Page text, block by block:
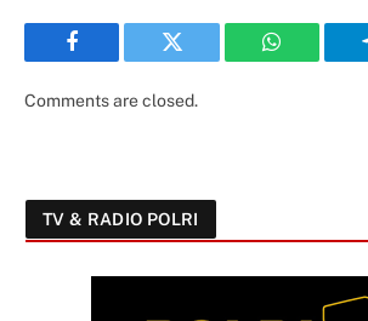
Facebook Twitter WhatsApp
Comments are closed.
TV & RADIO POLRI